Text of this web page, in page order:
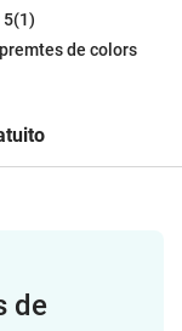
5(1)
de colors
de